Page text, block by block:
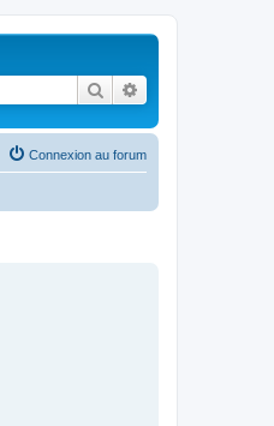
Rechercher
Connexion au forum